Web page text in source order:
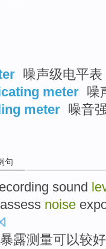
噪声级电平表
meter 噪
meter 噪音
句
sound
assess noise
暴露测量可以较